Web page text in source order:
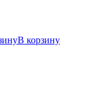
В корзину